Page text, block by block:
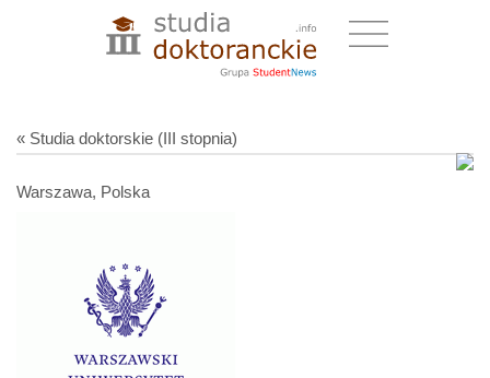
« Studia doktorskie (III stopnia)
Warszawa, Polska